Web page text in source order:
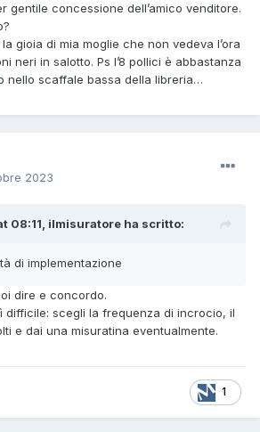
gentile concessione dell’amico venditore.
gioia di mia moglie che non vedeva l’ora
neri in salotto. Ps l’8 pollici è abbastanza
nello scaffale bassa della libreria…
2023
08:11, ilmisuratore ha scritto:
di implementazione
dire e concordo.
difficile: scegli la frequenza di incrocio, il
e dai una misuratina eventualmente.
1